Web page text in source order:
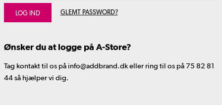
LOG IND GLEMT PASSWORD?
Ønsker du at logge på A-Store?
Tag kontakt til os på info@addbrand.dk eller ring til os på 75 82 81
44 så hjælper vi dig.